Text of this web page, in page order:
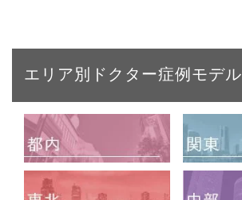
エリア別ドクター症例モデル